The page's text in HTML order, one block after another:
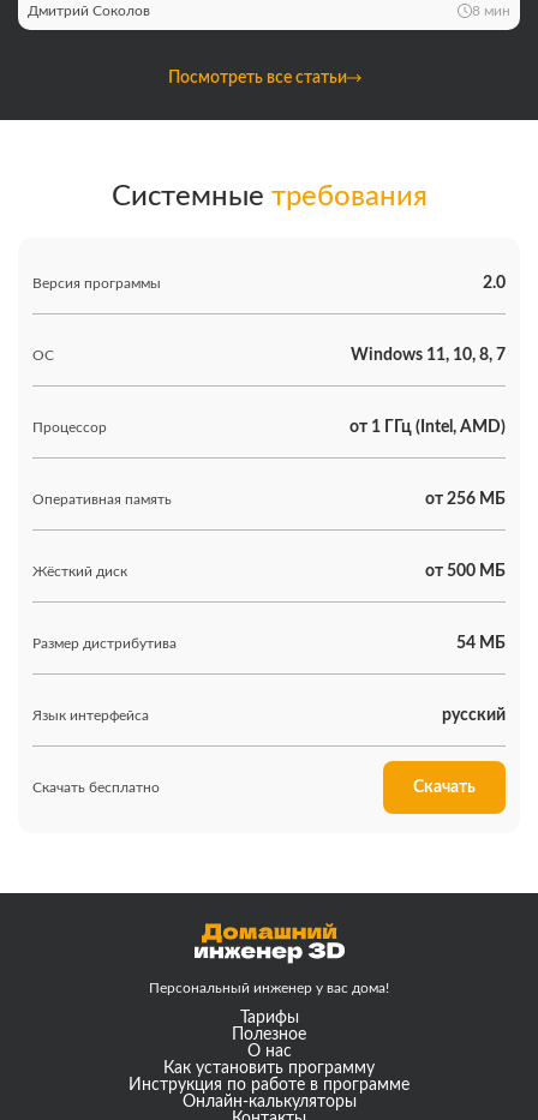
Дмитрий Соколов 8 мин
Посмотреть все статьи
Системные требования
Версия программы 2.0
ОС Windows 11, 10, 8, 7
Процессор от 1 ГГц (Intel, AMD)
Оперативная память от 256 МБ
Жёсткий диск от 500 МБ
Размер дистрибутива 54 МБ
Язык интерфейса русский
Скачать бесплатно Скачать
Персональный инженер у вас дома!
Тарифы
Полезное
О нас
Как установить программу
Инструкция по работе в программе
Онлайн-калькуляторы